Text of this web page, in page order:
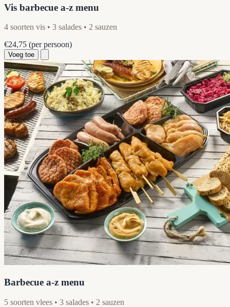
Vis barbecue a-z menu
4 soorten vis • 3 salades • 2 sauzen
€24,75 (per persoon)
Voeg toe
Barbecue a-z menu
5 soorten vlees • 3 salades • 2 sauzen